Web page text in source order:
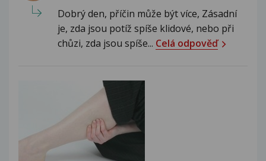
Dobrý den, příčin může být více, Zásadní
je, zda jsou potíž spíše klidové, nebo při
chůzi, zda jsou spíše... Celá odpověď